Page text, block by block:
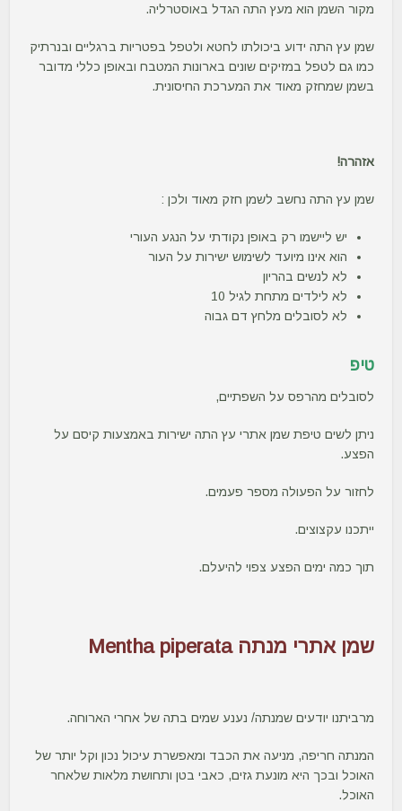
מקור השמן הוא מעץ התה הגדל באוסטרליה.
שמן עץ התה ידוע ביכולתו לחטא ולטפל בפטריות ברגליים ובנרתיק
כמו גם לטפל במזיקים שונים בארונות המטבח ובאופן כללי מדובר
בשמן שמחזק מאוד את המערכת החיסונית.
אזהרה!
שמן עץ התה נחשב לשמן חזק מאוד ולכן :
יש ליישמו רק באופן נקודתי על הנגע העורי
הוא אינו מיועד לשימוש ישירות על העור
לא לנשים בהריון
לא לילדים מתחת לגיל 10
לא לסובלים מלחץ דם גבוה
טיפ
לסובלים מהרפס על השפתיים,
ניתן לשים טיפת שמן אתרי עץ התה ישירות באמצעות קיסם על
הפצע.
לחזור על הפעולה מספר פעמים.
ייתכנו עקצוצים.
תוך כמה ימים הפצע צפוי להיעלם.
שמן אתרי מנתה Mentha piperata
מרביתנו יודעים שמנתה/ נענע שמים בתה של אחרי הארוחה.
המנתה חריפה, מניעה את הכבד ומאפשרת עיכול נכון וקל יותר של
האוכל ובכך היא מונעת גזים, כאבי בטן ותחושת מלאות שלאחר
האוכל.